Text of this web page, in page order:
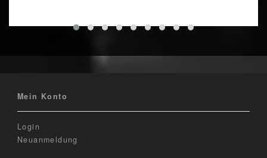
Mein Konto
Login
Neuanmeldung